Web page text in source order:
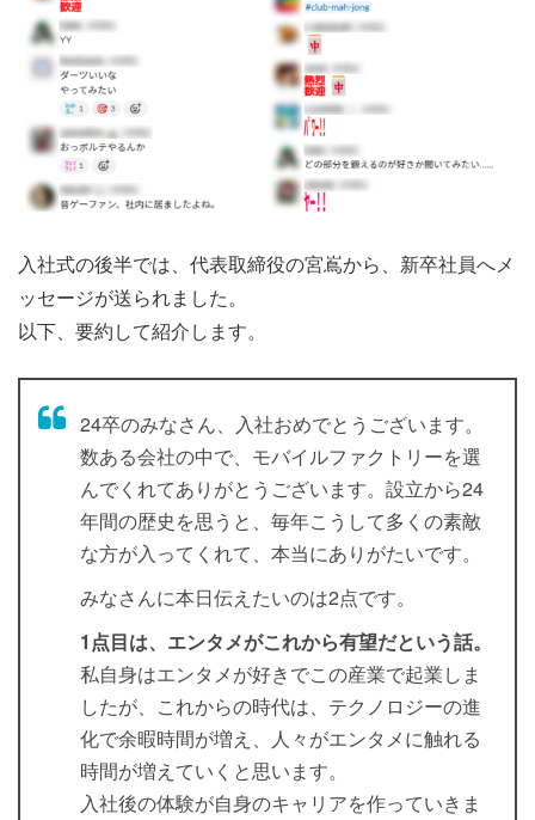
入社式の後半では、代表取締役の宮嶌から、新卒社員へメ
ッセージが送られました。
以下、要約して紹介します。
24卒のみなさん、入社おめでとうございます。
数ある会社の中で、モバイルファクトリーを選
んでくれてありがとうございます。設立から24
年間の歴史を思うと、毎年こうして多くの素敵
な方が入ってくれて、本当にありがたいです。
みなさんに本日伝えたいのは2点です。
1点目は、エンタメがこれから有望だという話。
私自身はエンタメが好きでこの産業で起業しま
したが、これからの時代は、テクノロジーの進
化で余暇時間が増え、人々がエンタメに触れる
時間が増えていくと思います。
入社後の体験が自身のキャリアを作っていきま